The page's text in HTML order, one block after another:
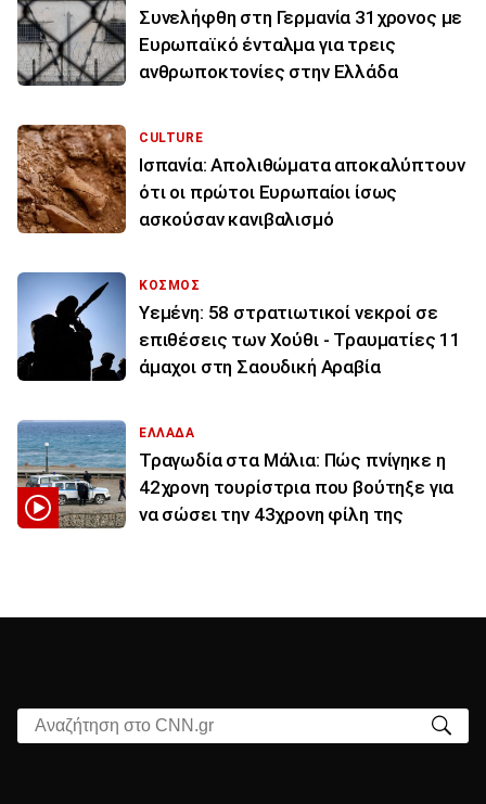
Συνελήφθη στη Γερμανία 31χρονος με
Ευρωπαϊκό ένταλμα για τρεις
ανθρωποκτονίες στην Ελλάδα
CULTURE
Ισπανία: Απολιθώματα αποκαλύπτουν
ότι οι πρώτοι Ευρωπαίοι ίσως
ασκούσαν κανιβαλισμό
ΚΟΣΜΟΣ
Υεμένη: 58 στρατιωτικοί νεκροί σε
επιθέσεις των Χούθι - Τραυματίες 11
άμαχοι στη Σαουδική Αραβία
ΕΛΛΑΔΑ
Τραγωδία στα Μάλια: Πώς πνίγηκε η
42χρονη τουρίστρια που βούτηξε για
να σώσει την 43χρονη φίλη της
Αναζήτηση στο CNN.gr